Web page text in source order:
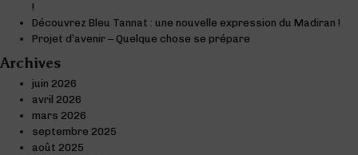
!
Découvrez Bleu Tannat : une nouvelle expression du Madiran !
Projet d’avenir – Quelque chose se prépare
Archives
juin 2026
avril 2026
mars 2026
septembre 2025
août 2025